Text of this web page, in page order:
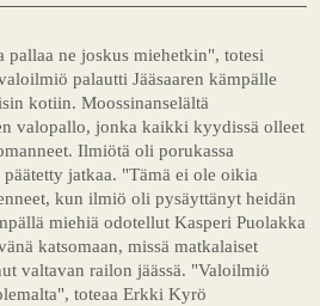
pallaa ne joskus miehetkin", totesi
palautti Jääsaaren kämpälle
kotiin. Moossinanselältä
valopallo, jonka kaikki kyydissä olleet
Ilmiötä oli porukassa
jatkaa. "Tämä ei ole oikia
kun ilmiö oli pysäyttänyt heidän
miehiä odotellut Kasperi Puolakka
katsomaan, missä matkalaiset
valtavan railon jäässä. "Valoilmiö
toteaa Erkki Kyrö